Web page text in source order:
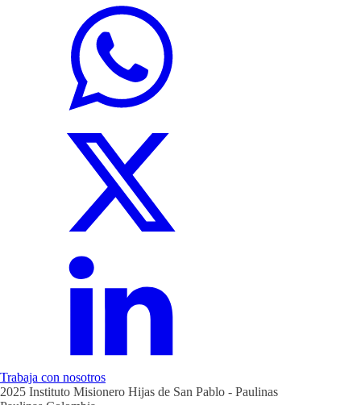
Trabaja con nosotros
2025 Instituto Misionero Hijas de San Pablo - Paulinas